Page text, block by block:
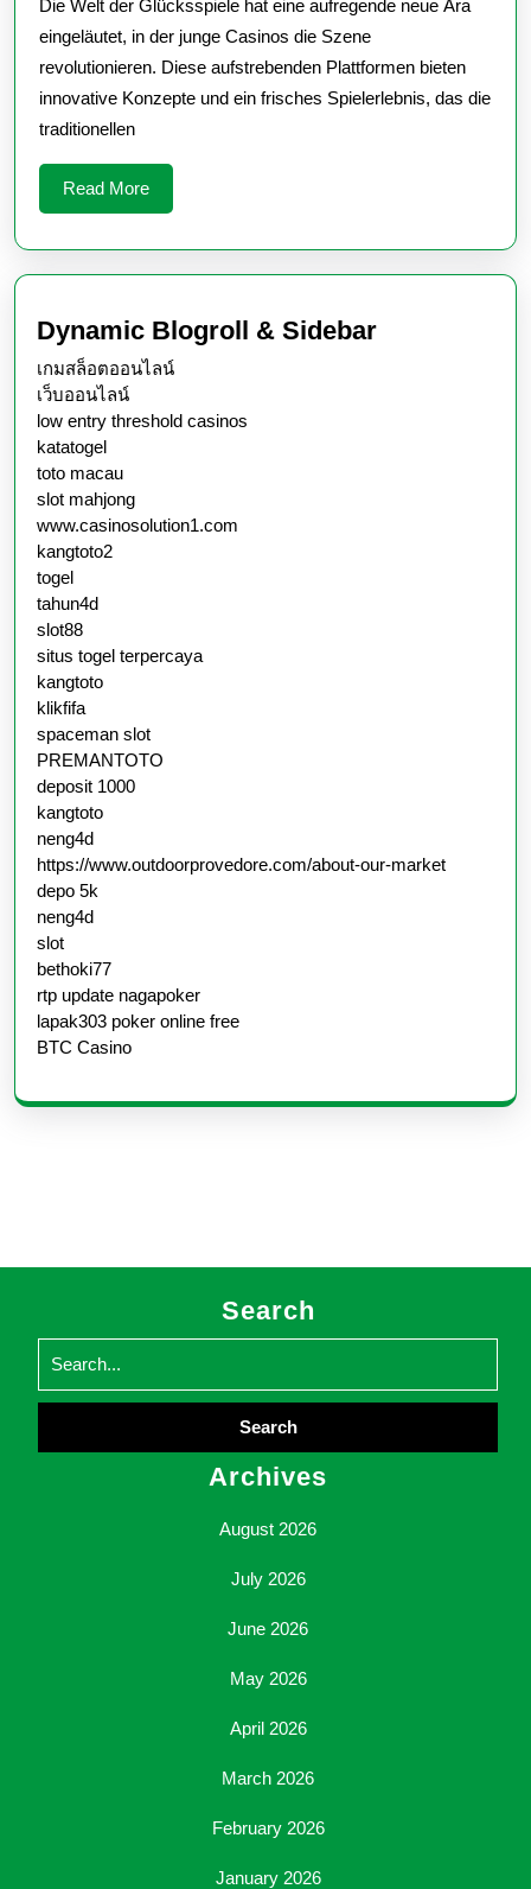
der
Zukunft
Die Welt der Glücksspiele hat eine aufregende neue Ära
eingeläutet, in der junge Casinos die Szene
revolutionieren. Diese aufstrebenden Plattformen bieten
innovative Konzepte und ein frisches Spielerlebnis, das die
traditionellen
Read MoreRead
More
Dynamic Blogroll & Sidebar
เกมสล็อตออนไลน์
เว็บออนไลน์
low entry threshold casinos
katatogel
toto macau
slot mahjong
www.casinosolution1.com
kangtoto2
togel
tahun4d
slot88
situs togel terpercaya
kangtoto
klikfifa
spaceman slot
PREMANTOTO
deposit 1000
kangtoto
neng4d
https://www.outdoorprovedore.com/about-our-market
depo 5k
neng4d
slot
bethoki77
rtp update nagapoker
lapak303 poker online free
BTC Casino
Search
for:
Archives
August 2026
July 2026
June 2026
May 2026
April 2026
March 2026
February 2026
January 2026